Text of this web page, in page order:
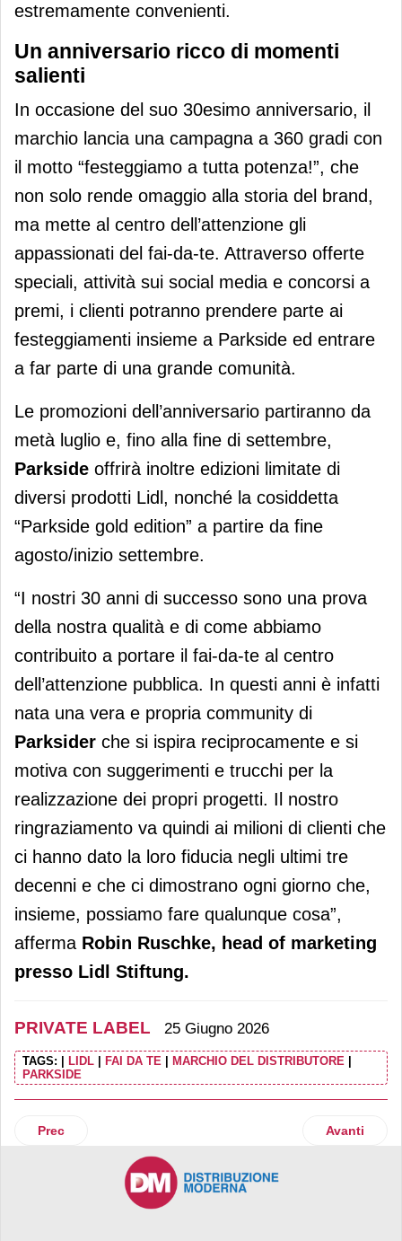
estremamente convenienti.
Un anniversario ricco di momenti
salienti
In occasione del suo 30esimo anniversario, il
marchio lancia una campagna a 360 gradi con
il motto “festeggiamo a tutta potenza!”, che
non solo rende omaggio alla storia del brand,
ma mette al centro dell’attenzione gli
appassionati del fai-da-te. Attraverso offerte
speciali, attività sui social media e concorsi a
premi, i clienti potranno prendere parte ai
festeggiamenti insieme a Parkside ed entrare
a far parte di una grande comunità.
Le promozioni dell’anniversario partiranno da
metà luglio e, fino alla fine di settembre,
Parkside offrirà inoltre edizioni limitate di
diversi prodotti Lidl, nonché la cosiddetta
“Parkside gold edition” a partire da fine
agosto/inizio settembre.
“I nostri 30 anni di successo sono una prova
della nostra qualità e di come abbiamo
contribuito a portare il fai-da-te al centro
dell’attenzione pubblica. In questi anni è infatti
nata una vera e propria community di
Parksider che si ispira reciprocamente e si
motiva con suggerimenti e trucchi per la
realizzazione dei propri progetti. Il nostro
ringraziamento va quindi ai milioni di clienti che
ci hanno dato la loro fiducia negli ultimi tre
decenni e che ci dimostrano ogni giorno che,
insieme, possiamo fare qualunque cosa”,
afferma Robin Ruschke, head of marketing
presso Lidl Stiftung.
PRIVATE LABEL 25 Giugno 2026
TAGS: LIDL FAI DA TE MARCHIO DEL DISTRIBUTORE
PARKSIDE
Articolo precedente: Despar on air con uno spot radio
Prec Articolo
Avanti